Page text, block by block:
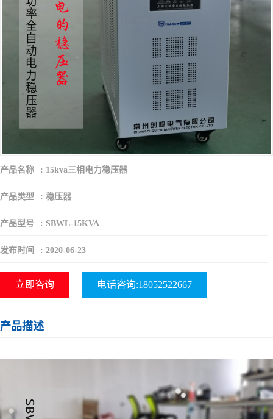
产品名称 : 15kva三相电力稳压器
产品类型 : 稳压器
产品型号 : SBWL-15KVA
发布时间 : 2020-06-23
立即咨询 电话咨询:18052522667
产品描述